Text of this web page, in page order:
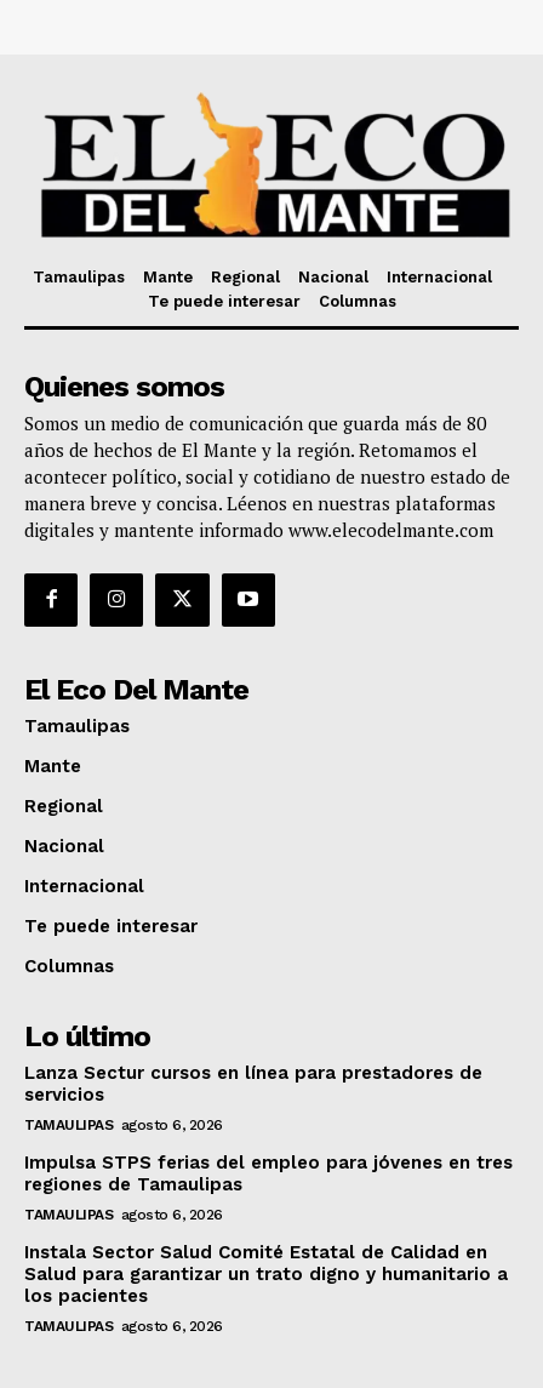
Tamaulipas Mante Regional Nacional
Internacional
Te puede interesar
Columnas
Quienes somos
Somos un medio de comunicación que guarda más de 80
años de hechos de El Mante y la región. Retomamos el
acontecer político, social y cotidiano de nuestro estado de
manera breve y concisa. Léenos en nuestras plataformas
digitales y mantente informado www.elecodelmante.com
El Eco Del Mante
Tamaulipas
Mante
Regional
Nacional
Internacional
Te puede interesar
Columnas
Lo último
Lanza Sectur cursos en línea para prestadores de
servicios
TAMAULIPAS agosto 6, 2026
Impulsa STPS ferias del empleo para jóvenes en tres
regiones de Tamaulipas
TAMAULIPAS agosto 6, 2026
Instala Sector Salud Comité Estatal de Calidad en
Salud para garantizar un trato digno y humanitario a
los pacientes
TAMAULIPAS agosto 6, 2026